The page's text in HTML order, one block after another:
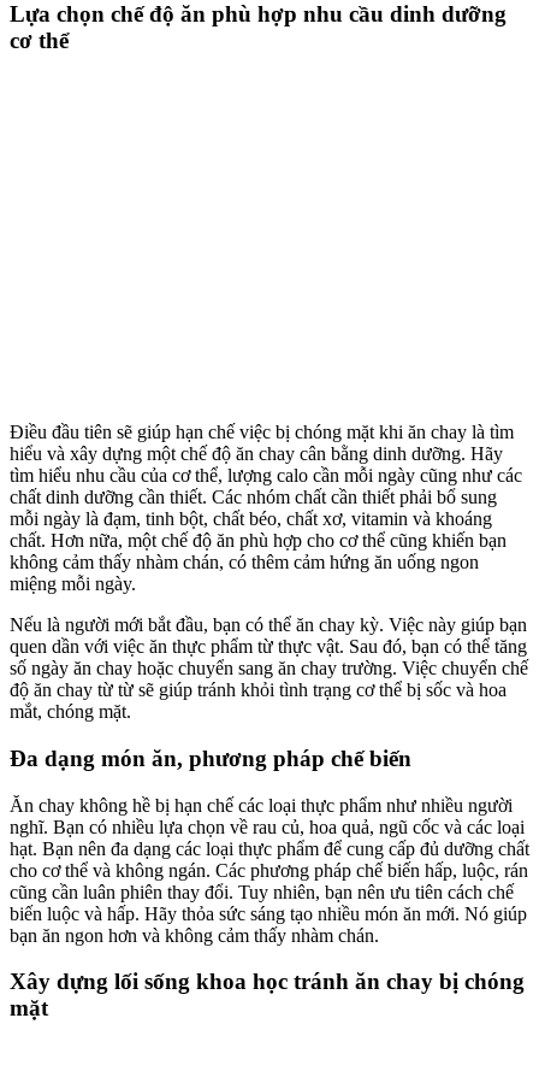
Lựa chọn chế độ ăn phù hợp nhu cầu dinh dưỡng
cơ thể
Điều đầu tiên sẽ giúp hạn chế việc bị chóng mặt khi ăn chay là tìm
hiểu và xây dựng một chế độ ăn chay cân bằng dinh dưỡng. Hãy
tìm hiểu nhu cầu của cơ thể, lượng calo cần mỗi ngày cũng như các
chất dinh dưỡng cần thiết. Các nhóm chất cần thiết phải bổ sung
mỗi ngày là đạm, tinh bột, chất béo, chất xơ, vitamin và khoáng
chất. Hơn nữa, một chế độ ăn phù hợp cho cơ thể cũng khiến bạn
không cảm thấy nhàm chán, có thêm cảm hứng ăn uống ngon
miệng mỗi ngày.
Nếu là người mới bắt đầu, bạn có thể ăn chay kỳ. Việc này giúp bạn
quen dần với việc ăn thực phẩm từ thực vật. Sau đó, bạn có thể tăng
số ngày ăn chay hoặc chuyển sang ăn chay trường. Việc chuyển chế
độ ăn chay từ từ sẽ giúp tránh khỏi tình trạng cơ thể bị sốc và hoa
mắt, chóng mặt.
Đa dạng món ăn, phương pháp chế biến
Ăn chay không hề bị hạn chế các loại thực phẩm như nhiều người
nghĩ. Bạn có nhiều lựa chọn về rau củ, hoa quả, ngũ cốc và các loại
hạt. Bạn nên đa dạng các loại thực phẩm để cung cấp đủ dưỡng chất
cho cơ thể và không ngán. Các phương pháp chế biến hấp, luộc, rán
cũng cần luân phiên thay đổi. Tuy nhiên, bạn nên ưu tiên cách chế
biến luộc và hấp. Hãy thỏa sức sáng tạo nhiều món ăn mới. Nó giúp
bạn ăn ngon hơn và không cảm thấy nhàm chán.
Xây dựng lối sống khoa học tránh ăn chay bị chóng
mặt